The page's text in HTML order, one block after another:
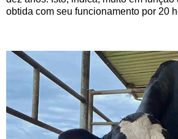
obtida com seu funcionamento por 20